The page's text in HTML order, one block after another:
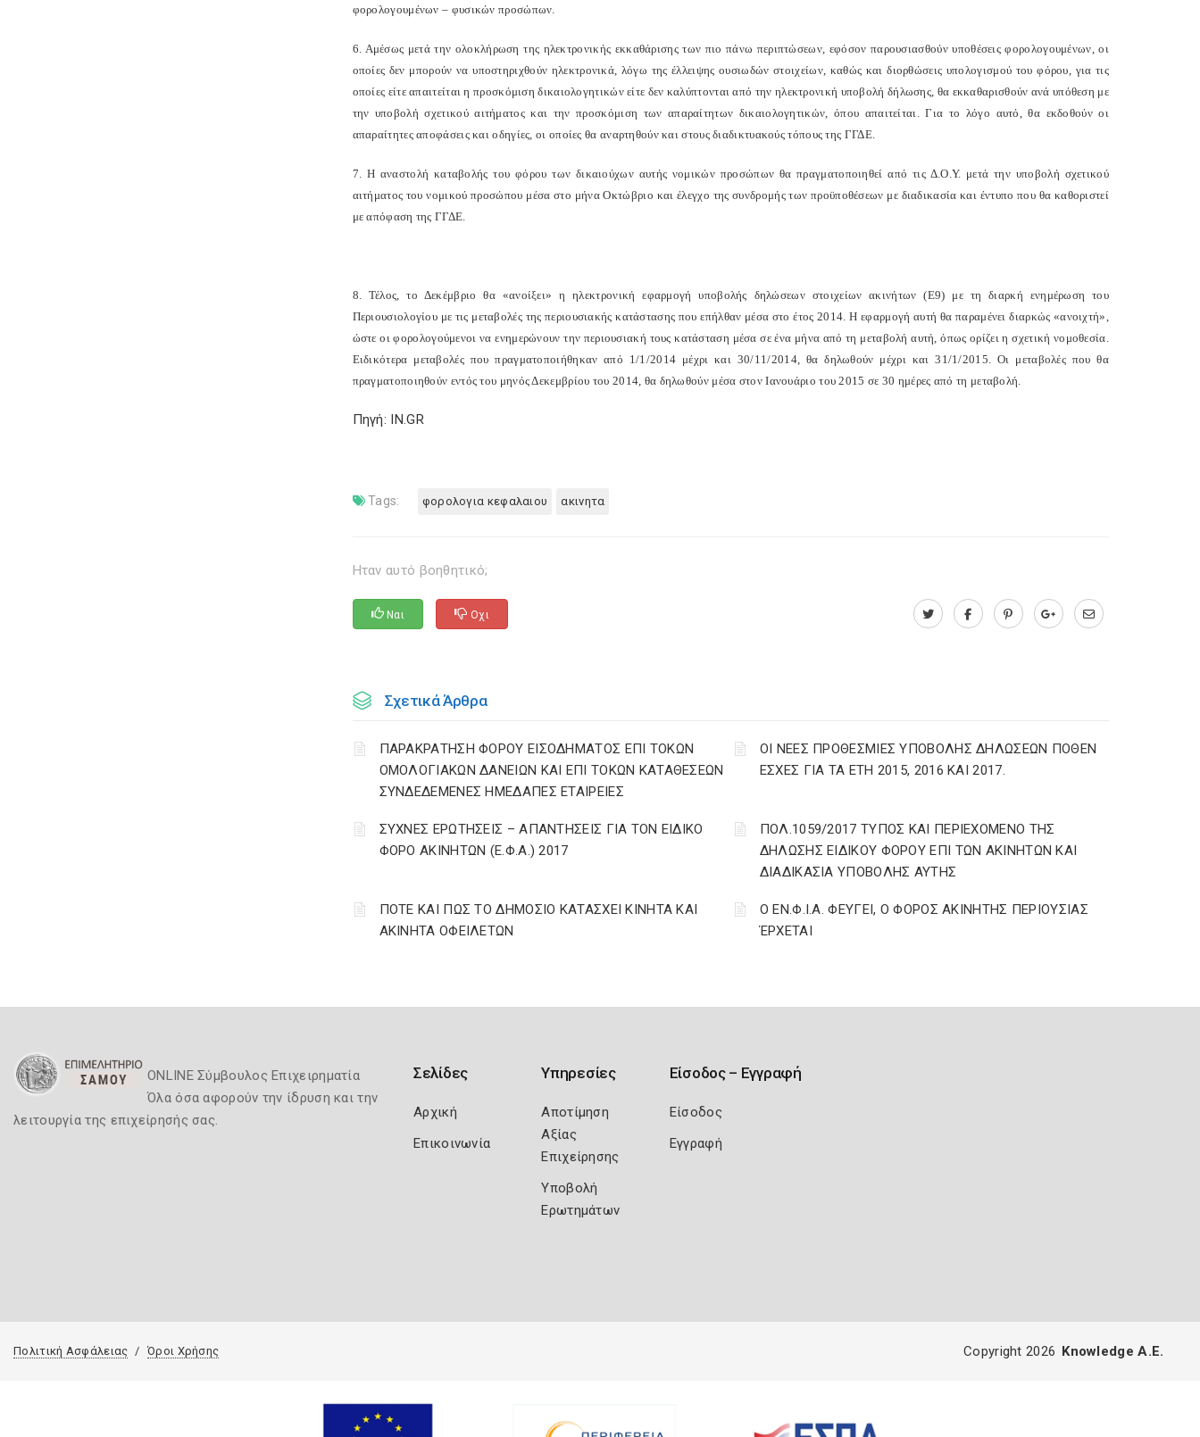
φορολογουμένων – φυσικών προσώπων.
6. Αμέσως μετά την ολοκλήρωση της ηλεκτρονικής εκκαθάρισης των πιο πάνω περιπτώσεων, εφόσον παρουσιασθούν υποθέσεις φορολογουμένων, οι
οποίες δεν μπορούν να υποστηριχθούν ηλεκτρονικά, λόγω της έλλειψης ουσιωδών στοιχείων, καθώς και διορθώσεις υπολογισμού του φόρου, για τις
οποίες είτε απαιτείται η προσκόμιση δικαιολογητικών είτε δεν καλύπτονται από την ηλεκτρονική υποβολή δήλωσης, θα εκκαθαρισθούν ανά υπόθεση με
την υποβολή σχετικού αιτήματος και την προσκόμιση των απαραίτητων δικαιολογητικών, όπου απαιτείται. Για το λόγο αυτό, θα εκδοθούν οι
απαραίτητες αποφάσεις και οδηγίες, οι οποίες θα αναρτηθούν και στους διαδικτυακούς τόπους της ΓΓΔΕ.
7. Η αναστολή καταβολής του φόρου των δικαιούχων αυτής νομικών προσώπων θα πραγματοποιηθεί από τις Δ.Ο.Υ. μετά την υποβολή σχετικού
αιτήματος του νομικού προσώπου μέσα στο μήνα Οκτώβριο και έλεγχο της συνδρομής των προϋποθέσεων με διαδικασία και έντυπο που θα καθοριστεί
με απόφαση της ΓΓΔΕ.
8. Τέλος, το Δεκέμβριο θα «ανοίξει» η ηλεκτρονική εφαρμογή υποβολής δηλώσεων στοιχείων ακινήτων (Ε9) με τη διαρκή ενημέρωση του
Περιουσιολογίου με τις μεταβολές της περιουσιακής κατάστασης που επήλθαν μέσα στο έτος 2014. Η εφαρμογή αυτή θα παραμένει διαρκώς «ανοιχτή»,
ώστε οι φορολογούμενοι να ενημερώνουν την περιουσιακή τους κατάσταση μέσα σε ένα μήνα από τη μεταβολή αυτή, όπως ορίζει η σχετική νομοθεσία.
Ειδικότερα μεταβολές που πραγματοποιήθηκαν από 1/1/2014 μέχρι και 30/11/2014, θα δηλωθούν μέχρι και 31/1/2015. Οι μεταβολές που θα
πραγματοποιηθούν εντός του μηνός Δεκεμβρίου του 2014, θα δηλωθούν μέσα στον Ιανουάριο του 2015 σε 30 ημέρες από τη μεταβολή.
Πηγή: IN.GR
Tags: φορολογια κεφαλαιου ακινητα
Ηταν αυτό βοηθητικό;
Ναι Οχι
Σχετικά Άρθρα
ΠΑΡΑΚΡΑΤΗΣΗ ΦΟΡΟΥ ΕΙΣΟΔΗΜΑΤΟΣ ΕΠΙ ΤΟΚΩΝ
ΟΜΟΛΟΓΙΑΚΩΝ ΔΑΝΕΙΩΝ ΚΑΙ ΕΠΙ ΤΟΚΩΝ ΚΑΤΑΘΕΣΕΩΝ
ΣΥΝΔΕΔΕΜΕΝΕΣ ΗΜΕΔΑΠΕΣ ΕΤΑΙΡΕΙΕΣ
ΟΙ ΝΕΕΣ ΠΡΟΘΕΣΜΙΕΣ ΥΠΟΒΟΛΗΣ ΔΗΛΩΣΕΩΝ ΠΟΘΕΝ
ΕΣΧΕΣ ΓΙΑ ΤΑ ΕΤΗ 2015, 2016 ΚΑΙ 2017.
ΣΥΧΝΕΣ ΕΡΩΤΗΣΕΙΣ – ΑΠΑΝΤΗΣΕΙΣ ΓΙΑ ΤΟΝ ΕΙΔΙΚΟ
ΦΟΡΟ ΑΚΙΝΗΤΩΝ (Ε.Φ.Α.) 2017
ΠΟΛ.1059/2017 ΤΥΠΟΣ ΚΑΙ ΠΕΡΙΕΧΟΜΕΝΟ ΤΗΣ
ΔΗΛΩΣΗΣ ΕΙΔΙΚΟΥ ΦΟΡΟΥ ΕΠΙ ΤΩΝ ΑΚΙΝΗΤΩΝ ΚΑΙ
ΔΙΑΔΙΚΑΣΙΑ ΥΠΟΒΟΛΗΣ ΑΥΤΗΣ
ΠΟΤΕ ΚΑΙ ΠΩΣ ΤΟ ΔΗΜΟΣΙΟ ΚΑΤΑΣΧΕΙ ΚΙΝΗΤΑ ΚΑΙ
ΑΚΙΝΗΤΑ ΟΦΕΙΛΕΤΩΝ
Ο ΕΝ.Φ.Ι.Α. ΦΕΥΓΕΙ, Ο ΦΟΡΟΣ ΑΚΙΝΗΤΗΣ ΠΕΡΙΟΥΣΙΑΣ
ΈΡΧΕΤΑΙ
ONLINE Σύμβουλος Επιχειρηματία
Όλα όσα αφορούν την ίδρυση και την
λειτουργία της επιχείρησής σας.
Σελίδες
Αρχική
Επικοινωνία
Υπηρεσίες
Αποτίμηση
Αξίας
Επιχείρησης
Υποβολή
Ερωτημάτων
Είσοδος – Εγγραφή
Είσοδος
Εγγραφή
Πολιτική Ασφάλειας Όροι Χρήσης Copyright 2026 Knowledge A.E.